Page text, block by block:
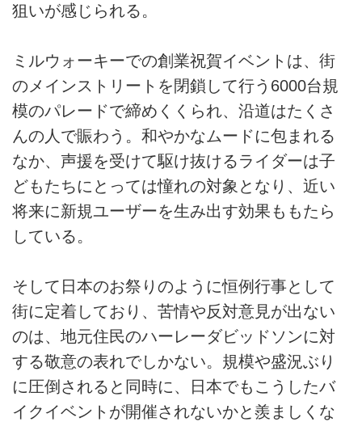
狙いが感じられる。
ミルウォーキーでの創業祝賀イベントは、街
のメインストリートを閉鎖して行う6000台規
模のパレードで締めくくられ、沿道はたくさ
んの人で賑わう。和やかなムードに包まれる
なか、声援を受けて駆け抜けるライダーは子
どもたちにとっては憧れの対象となり、近い
将来に新規ユーザーを生み出す効果ももたら
している。
そして日本のお祭りのように恒例行事として
街に定着しており、苦情や反対意見が出ない
のは、地元住民のハーレーダビッドソンに対
する敬意の表れでしかない。規模や盛況ぶり
に圧倒されると同時に、日本でもこうしたバ
イクイベントが開催されないかと羨ましくな